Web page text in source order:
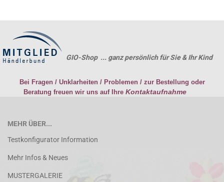
GIO-Shop ... ganz persönlich für Sie & Ihr Kind
Bei Fragen / Unklarheiten / Problemen / zur Bestellung oder
Beratung freuen wir uns auf Ihre Kontaktaufnahme
MEHR ÜBER...
Testkonfigurator Information
Mehr Infos & Neues
MUSTERGALERIE